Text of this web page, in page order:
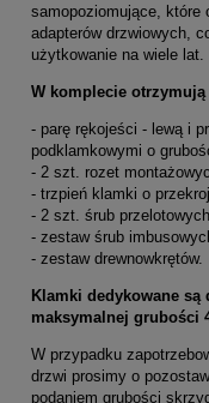
samopoziomujące, które
adapterów drzwiowych,
użytkowanie na wiele lat.
W komplecie otrzymują
- parę rękojeści - lewą i
podklamkowymi o
- 2 szt. rozet
- trzpień klamki o
- 2 szt. śrub
- zestaw śrub
- zestaw drewnowkrętów.
Klamki dedykowane są
maksymalnej grubości
W przypadku
drzwi prosimy o
podaniem grubości